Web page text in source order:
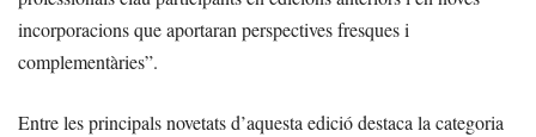
incorporacions que aportaran perspectives fresques i
complementàries”.
Entre les principals novetats d’aquesta edició destaca la categoria